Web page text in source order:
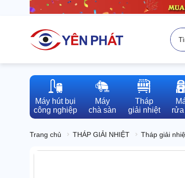
Máy hút bụi
công nghiệp
Máy
chà sàn
Tháp
giải nhiệt
Trang chủ THÁP GIẢI NHIỆT Tháp giải